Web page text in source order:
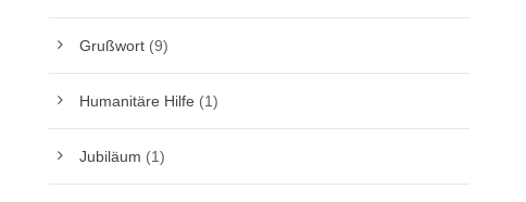
Grußwort (9)
Humanitäre Hilfe (1)
Jubiläum (1)